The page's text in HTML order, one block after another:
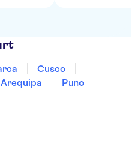
Cusco
Arequipa Puno